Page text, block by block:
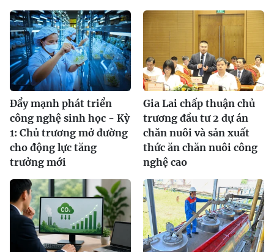
Đẩy mạnh phát triển
công nghệ sinh học - Kỳ
1: Chủ trương mở đường
cho động lực tăng
trưởng mới
Gia Lai chấp thuận chủ
trương đầu tư 2 dự án
chăn nuôi và sản xuất
thức ăn chăn nuôi công
nghệ cao